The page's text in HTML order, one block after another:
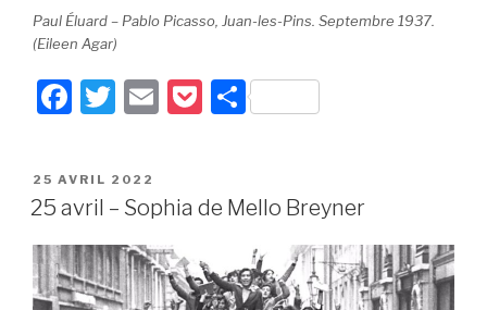
Paul Éluard – Pablo Picasso, Juan-les-Pins. Septembre 1937.
(Eileen Agar)
F
c
e
b
o
T
tt
er
E
P
k
P
g
PUBLIÉ
LE
25 AVRIL 2022
25 avril – Sophia de Mello Breyner